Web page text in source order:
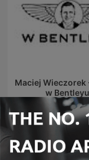
Maciej Wieczorek
w Bentleyu